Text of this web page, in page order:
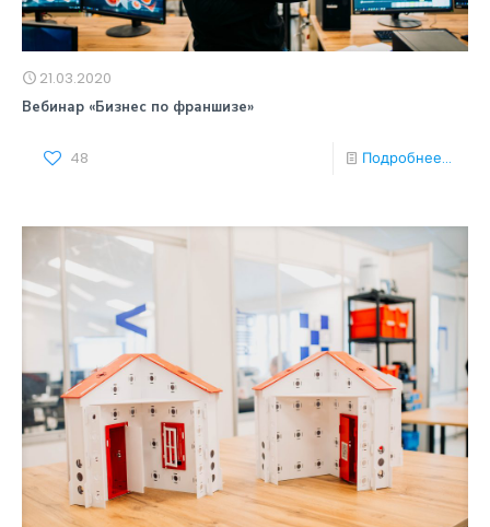
21.03.2020
Вебинар «Бизнес по франшизе»
48 Подробнее...